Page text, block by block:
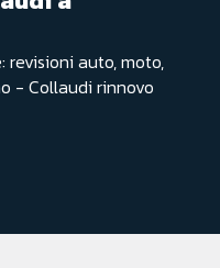
revisioni auto, moto,
- Collaudi rinnovo